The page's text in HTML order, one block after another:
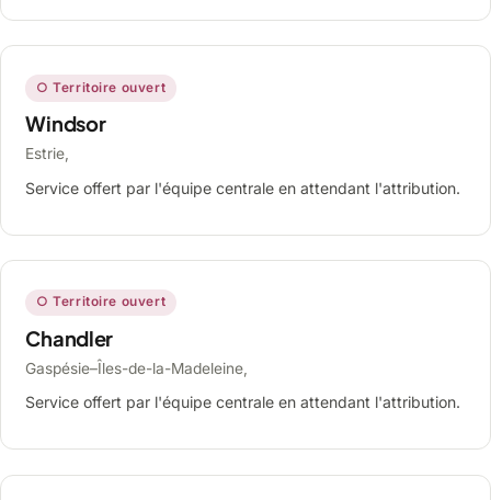
○ Territoire ouvert
Windsor
Estrie,
Service offert par l'équipe centrale en attendant l'attribution.
○ Territoire ouvert
Chandler
Gaspésie–Îles-de-la-Madeleine,
Service offert par l'équipe centrale en attendant l'attribution.